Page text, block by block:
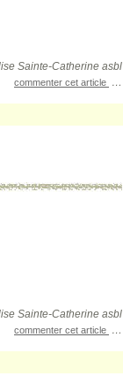
Sainte-Catherine asbl
commenter cet article …
Sainte-Catherine asbl
commenter cet article …